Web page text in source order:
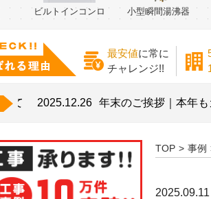
ビルトインコンロ 小型瞬間湯沸器
最安値に常に
チャレンジ!!
2025.12.26 年末のご挨拶｜本年もガス家
TOP 事例
2025.09.11